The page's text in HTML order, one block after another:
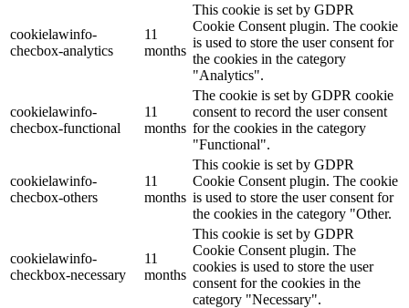
cookielawinfo-
checbox-analytics
11
months
This cookie is set by GDPR
Cookie Consent plugin. The cookie
is used to store the user consent for
the cookies in the category
"Analytics".
cookielawinfo-
checbox-functional
11
months
The cookie is set by GDPR cookie
consent to record the user consent
for the cookies in the category
"Functional".
cookielawinfo-
checbox-others
11
months
This cookie is set by GDPR
Cookie Consent plugin. The cookie
is used to store the user consent for
the cookies in the category "Other.
cookielawinfo-
checkbox-necessary
11
months
This cookie is set by GDPR
Cookie Consent plugin. The
cookies is used to store the user
consent for the cookies in the
category "Necessary".